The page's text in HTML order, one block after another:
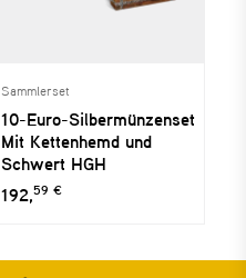
Sammlerset
10-Euro-Silbermünzenset
Mit Kettenhemd und
Schwert HGH
192,59 €